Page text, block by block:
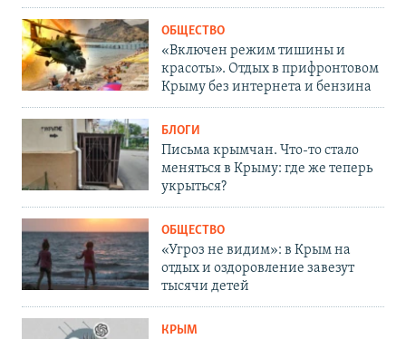
ОБЩЕСТВО
«Включен режим тишины и
красоты». Отдых в прифронтовом
Крыму без интернета и бензина
БЛОГИ
Письма крымчан. Что-то стало
меняться в Крыму: где же теперь
укрыться?
ОБЩЕСТВО
«Угроз не видим»: в Крым на
отдых и оздоровление завезут
тысячи детей
КРЫМ